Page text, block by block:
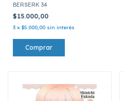
BERSERK 34
$15.000,00
3 x $5.000,00 sin interés